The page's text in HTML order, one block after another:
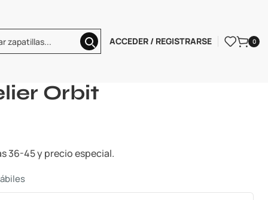
ACCEDER / REGISTRARSE 0
Orbit
36-45 y precio especial.